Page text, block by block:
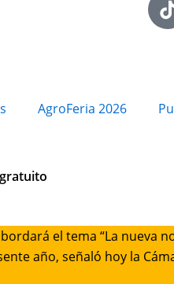
AgroFeria 2026
el tema “La
año, señaló hoy la